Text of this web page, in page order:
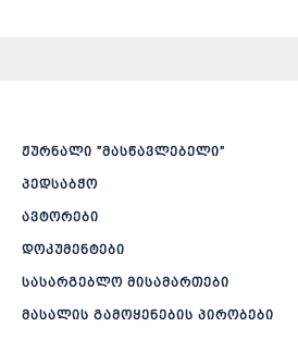
ჟურნალი ”მასწავლებელი”
პედსაბჭო
ავტორები
დოკუმენტები
სასარგებლო მისამართები
მასალის გამოყენების პირობები